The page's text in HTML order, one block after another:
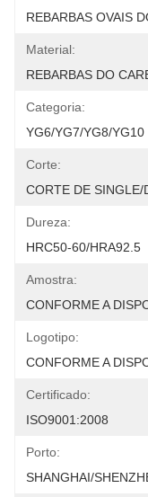
REBARBAS OVAIS
Material:
REBARBAS DO
Categoria:
YG6/YG7/YG8/YG10
Corte:
CORTE DE
Dureza:
HRC50-60/HRA92.5
Amostra:
CONFORME A
Logotipo:
CONFORME A
Certificado:
ISO9001:2008
Porto:
SHANGHAI/